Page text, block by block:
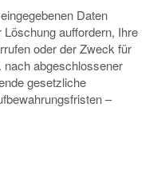
Daten
auffordern, Ihre
oder der Zweck für
nach abgeschlossener
gesetzliche
–